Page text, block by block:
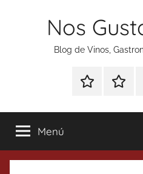
Nos
Blog de Vinos,
Especial
Tonics
Menú